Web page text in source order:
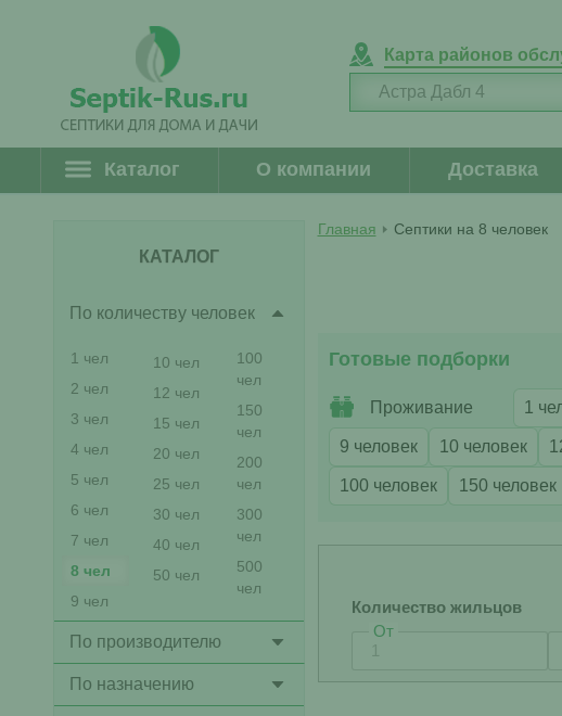
Карта районов
Каталог О компании Доставка
КАТАЛОГ
По количеству человек
1 чел
2 чел
3 чел
4 чел
5 чел
6 чел
7 чел
8 чел
9 чел
10 чел
12 чел
15 чел
20 чел
25 чел
30 чел
40 чел
50 чел
100
чел
150
чел
200
чел
300
чел
500
чел
По производителю
По назначению
Главная Септики на 8 человек
Готовые подборки
Проживание 1
9 человек 10 человек
100 человек 150 человек
Количество жильцов
От